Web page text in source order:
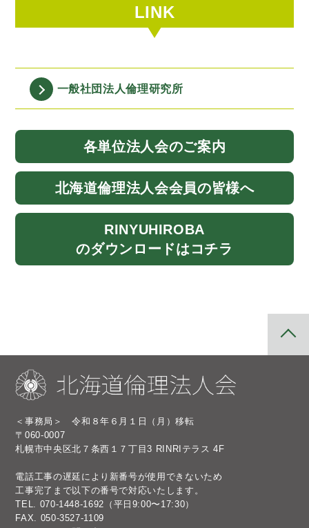
LINK
一般社団法人倫理研究所
各単位法人会のご案内
北海道倫理法人会会員の皆様へ
RINYUHIROBA
のダウンロードはコチラ
＜事務局＞ 令和８年６月１日（月）移転
〒060-0007
札幌市中央区北７条西１７丁目3 RINRIテラス 4F
電話工事の遅延により新番号が使用できないため
工事完了まで以下の番号で対応いたします。
TEL. 070-1448-1692 （平日9:00〜17:30）
FAX. 050-3527-1109